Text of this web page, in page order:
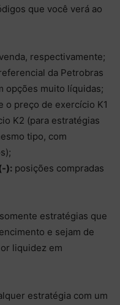
que você verá ao
respectivamente;
da Petrobras
opções muito líquidas;
o preço de exercício K1
K2 (para estratégias
tipo, com
): posições compradas
estratégias que
e sejam de
liquidez em
estratégia com um